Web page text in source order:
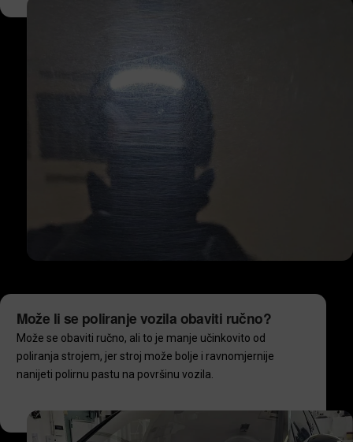
Može li se poliranje vozila obaviti ručno?
Može se obaviti ručno, ali to je manje učinkovito od
poliranja strojem, jer stroj može bolje i ravnomjernije
nanijeti polirnu pastu na površinu vozila.